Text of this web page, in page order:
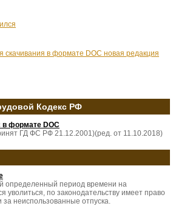
скачивания в формате DOC новая редакция
Кодекс РФ
в формате DOC
ГД ФС РФ 21.12.2001)(ред. от 11.10.2018)
определенный период времени на
по законодательству имеет право
неиспользованные отпуска.